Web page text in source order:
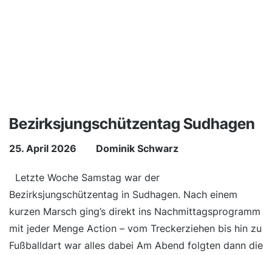
Bezirksjungschützentag Sudhagen
25. April 2026 Dominik Schwarz
Letzte Woche Samstag war der
Bezirksjungschützentag in Sudhagen. Nach einem
kurzen Marsch ging’s direkt ins Nachmittagsprogramm
mit jeder Menge Action – vom Treckerziehen bis hin zu
Fußballdart war alles dabei Am Abend folgten dann die